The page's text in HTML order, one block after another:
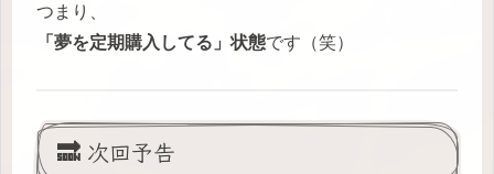
つまり、
「夢を定期購入してる」状態です（笑）
🔜 次回予告